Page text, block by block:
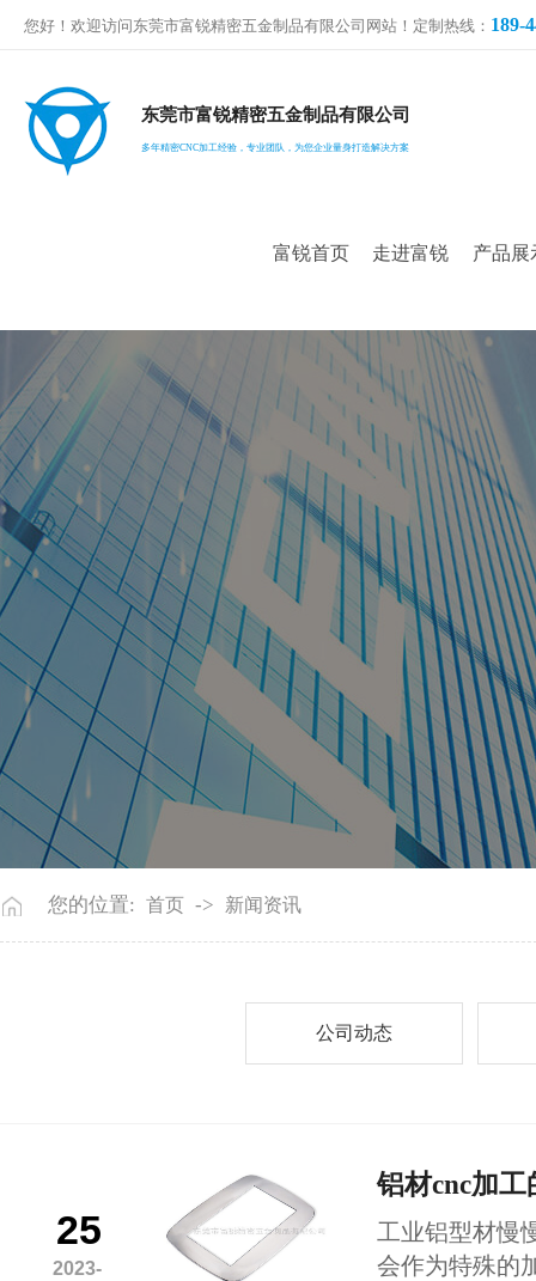
您好！欢迎访问东莞市富锐精密五金制品有限公司网站！定制热线： 189-
东莞市富锐精密五金制品有限公司
多年精密CNC加工经验，专业团队，为您企业量身打造解决方案
富锐首页 走进富锐 产品展
您的位置: 首页 -> 新闻资讯
公司动态
25
2023-
铝材cnc加
工业铝型材慢
会作为特殊的